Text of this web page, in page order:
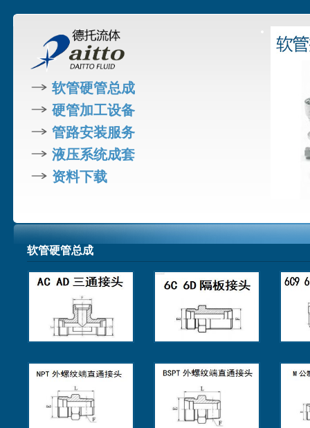
软管硬管总成
硬管加工设备
管路安装服务
液压系统成套
资料下载
软管硬管总成